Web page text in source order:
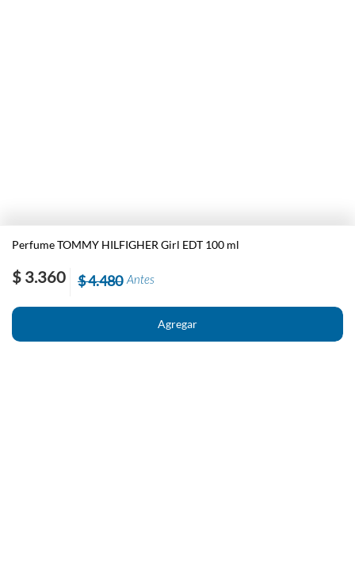
Perfume TOMMY HILFIGHER Girl EDT 100 ml
$ 3.360 Antes
$ 4.480